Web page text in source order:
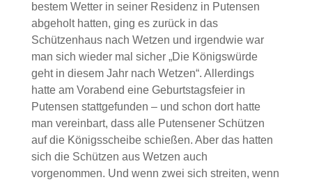
bestem Wetter in seiner Residenz in Putensen
abgeholt hatten, ging es zurück in das
Schützenhaus nach Wetzen und irgendwie war
man sich wieder mal sicher „Die Königswürde
geht in diesem Jahr nach Wetzen“. Allerdings
hatte am Vorabend eine Geburtstagsfeier in
Putensen stattgefunden – und schon dort hatte
man vereinbart, dass alle Putensener Schützen
auf die Königsscheibe schießen. Aber das hatten
sich die Schützen aus Wetzen auch
vorgenommen. Und wenn zwei sich streiten, wenn